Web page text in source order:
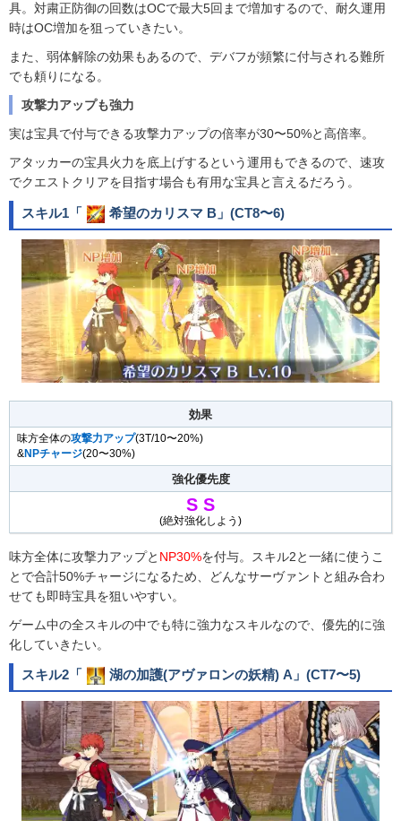
具。対粛正防御の回数はOCで最大5回まで増加するので、耐久運用
時はOC増加を狙っていきたい。
また、弱体解除の効果もあるので、デバフが頻繁に付与される難所
でも頼りになる。
攻撃力アップも強力
実は宝具で付与できる攻撃力アップの倍率が30〜50%と高倍率。
アタッカーの宝具火力を底上げするという運用もできるので、速攻
でクエストクリアを目指す場合も有用な宝具と言えるだろう。
スキル1「 希望のカリスマ B 」(CT8〜6)
効果
味方全体の攻撃力アップ(3T/10〜20%)
&NPチャージ(20〜30%)
強化優先度
S S
(絶対強化しよう)
味方全体に攻撃力アップと NP30%を付与。スキル2と一緒に使うこ
とで合計50%チャージになるため、どんなサーヴァントと組み合わ
せても即時宝具を狙いやすい。
ゲーム中の全スキルの中でも特に強力なスキルなので、優先的に強
化していきたい。
スキル2「 湖の加護(アヴァロンの妖精) A 」(CT7〜5)